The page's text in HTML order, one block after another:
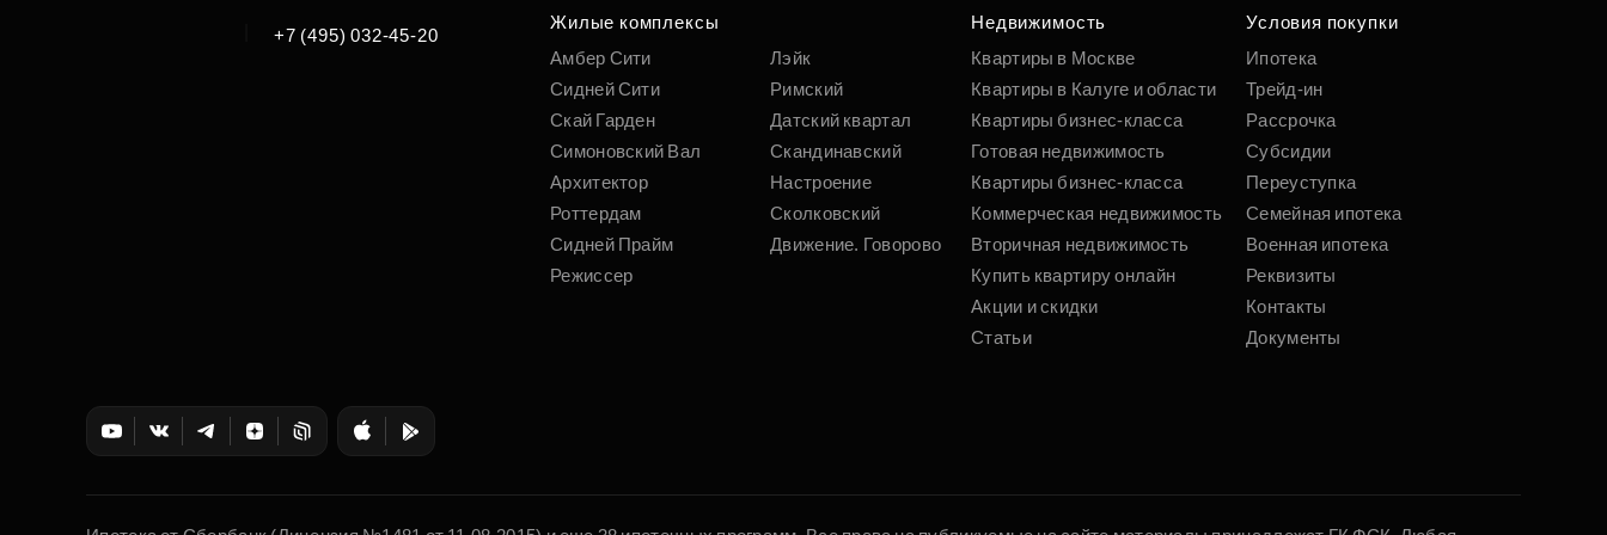
вам параметрам
Подобрать
+7 (495) 032-45-20
Жилые комплексы
Амбер Сити
Сидней Сити
Скай Гарден
Симоновский Вал
Архитектор
Роттердам
Сидней Прайм
Режиссер
Лэйк
Римский
Датский квартал
Скандинавский
Настроение
Сколковский
Движение. Говорово
Недвижимость
Квартиры в Москве
Квартиры в Калуге и области
Квартиры бизнес-класса
Готовая недвижимость
Квартиры бизнес-класса
Коммерческая недвижимость
Вторичная недвижимость
Купить квартиру онлайн
Акции и скидки
Статьи
Условия покупки
Ипотека
Трейд-ин
Рассрочка
Субсидии
Переуступка
Семейная ипотека
Военная ипотека
Реквизиты
Контакты
Документы